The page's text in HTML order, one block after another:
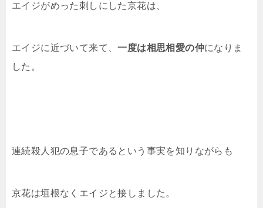
エイジがめった刺しにした京花は、
エイジに近づいて来て、一度は相思相愛の仲になりま
した。
連続殺人犯の息子であるという事実を知りながらも
京花は垣根なくエイジと接しました。